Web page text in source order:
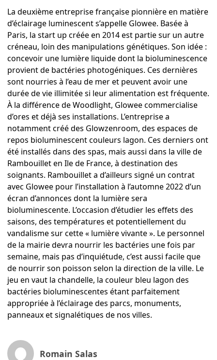
La deuxième entreprise française pionnière en matière
d’éclairage luminescent s’appelle Glowee. Basée à
Paris, la start up créée en 2014 est partie sur un autre
créneau, loin des manipulations génétiques. Son idée :
concevoir une lumière liquide dont la bioluminescence
provient de bactéries photogéniques. Ces dernières
sont nourries à l’eau de mer et peuvent avoir une
durée de vie illimitée si leur alimentation est fréquente.
À la différence de Woodlight, Glowee commercialise
d’ores et déjà ses installations. L’entreprise a
notamment créé des Glowzenroom, des espaces de
repos bioluminescent couleurs lagon. Ces derniers ont
été installés dans des spas, mais aussi dans la ville de
Rambouillet en Ile de France, à destination des
soignants. Rambouillet a d’ailleurs signé un contrat
avec Glowee pour l’installation à l’automne 2022 d’un
écran d’annonces dont la lumière sera
bioluminescente. L’occasion d’étudier les effets des
saisons, des températures et potentiellement du
vandalisme sur cette « lumière vivante ». Le personnel
de la mairie devra nourrir les bactéries une fois par
semaine, mais pas d’inquiétude, c’est aussi facile que
de nourrir son poisson selon la direction de la ville. Le
jeu en vaut la chandelle, la couleur bleu lagon des
bactéries bioluminescentes étant parfaitement
appropriée à l’éclairage des parcs, monuments,
panneaux et signalétiques de nos villes.
Romain Salas